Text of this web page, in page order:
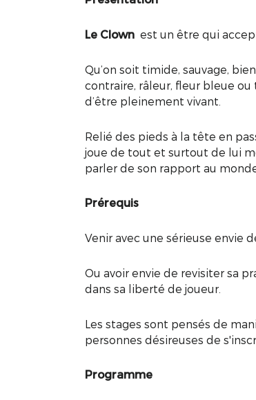
Le Clownest un être qui
Qu’on soit timide, sauvage,
contraire, râleur, fleur bleue ou
d’être pleinement vivant.
Relié des pieds à la tête en
joue de tout et surtout de lui
parler de son rapport au
Prérequis
Venir avec une sérieuse envie
Ou avoir envie de revisiter sa
dans sa liberté de joueur.
Les stages sont pensés de
personnes désireuses de
Programme